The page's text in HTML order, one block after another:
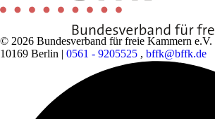
© 2026 Bundesverband für freie Kammern e.V.
10169 Berlin | 0561 - 9205525 , bffk@bffk.de